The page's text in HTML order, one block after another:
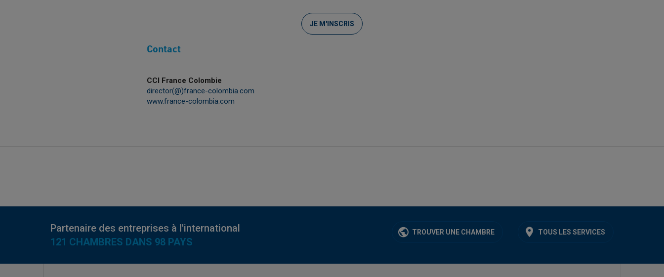
JE M'INSCRIS
Contact
CCI France Colombie
director(@)france-colombia.com
www.france-colombia.com
Partenaire des entreprises à l'international
121 CHAMBRES DANS 98 PAYS
TOUS LES SERVICES
TROUVER UNE CHAMBRE